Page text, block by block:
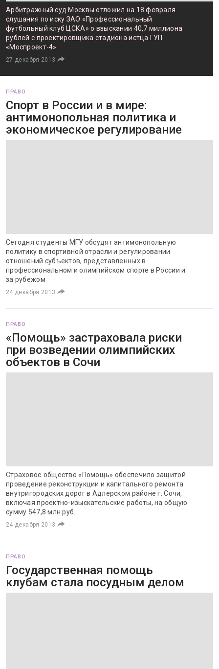
Арбитражный суд Москвы отложил на 18 февраля
слушания по иску ЗАО «Профессиональный
футбольный клуб ЦСКА» о взыскании 40,7 миллиона
рублей с проектировщика стадиона истца ГУП
«Моспроект-4»
27 декабря 2013
ПРАВО
Спорт в России и в мире:
антимонопольная политика и
экономическое регулирование
Сегодня студенты МГУ обсудят антимонопольную
политику в спортивной отрасли и регулировании
отношений субъектов, представленных в
профессиональном и олимпийском спорте в России и
за рубежом
24 декабря 2013
ПРАВО
«Помощь» застраховала риски
при возведении олимпийских
объектов в Сочи
Страховое общество «Помощь» обеспечило защитой
проведение реконструкции и капитального ремонта
внутригородских дорог в Адлерском районе г. Сочи,
включая проектно-изыскательские работы, на общую
сумму 547,8 млн руб.
24 декабря 2013
ПРАВО
Государственная помощь
клубам стала посудным делом